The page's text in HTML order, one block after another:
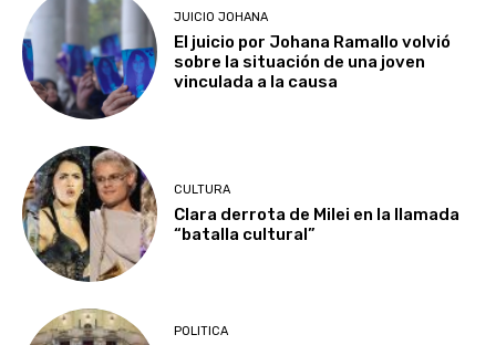
JUICIO JOHANA
El juicio por Johana Ramallo volvió
sobre la situación de una joven
vinculada a la causa
CULTURA
Clara derrota de Milei en la llamada
“batalla cultural”
POLITICA